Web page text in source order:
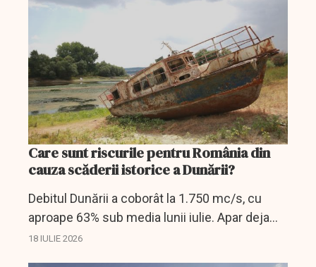
afecta...
Care sunt riscurile pentru România din
cauza scăderii istorice a Dunării?
Debitul Dunării a coborât la 1.750 mc/s, cu
aproape 63% sub media lunii iulie. Apar deja
restricții la irigații și presiuni asupra
18 IULIE 2026